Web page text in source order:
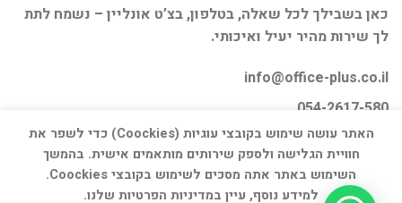
כאן בשבילך לכל שאלה, בטלפון, בצ’ט אונליין – נשמח לתת
לך שירות מהיר יעיל ואיכותי.
info@office-plus.co.il
054-2617-580
האתר עושה שימוש בקובצי עוגיות (Coockies) כדי לשפר את
חוויית הגלישה ולספק שירותים מותאמים אישית. בהמשך
השימוש באתר אתה מסכים לשימוש בקובצי Coockies.
למידע נוסף, עיין במדיניות הפרטיות שלנו.